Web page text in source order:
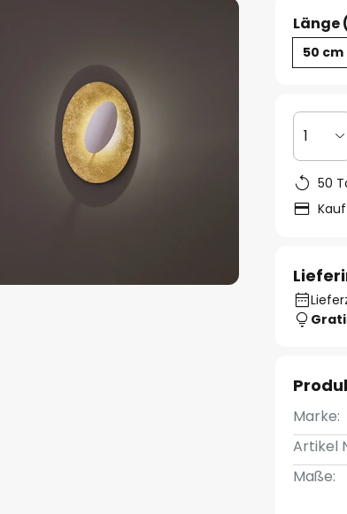
Länge
50 cm
1
50
Marke:
Artikel
Maße: